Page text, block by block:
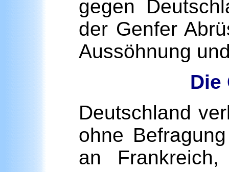
gegen
der Genfer
Aussöhnung
Die
Deutschland
ohne
an